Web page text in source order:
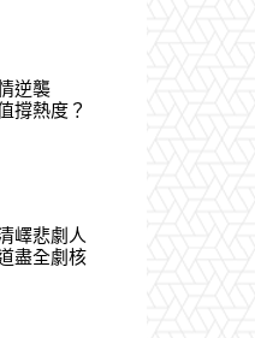
逆襲
撐熱度？
嶧悲劇人
盡全劇核